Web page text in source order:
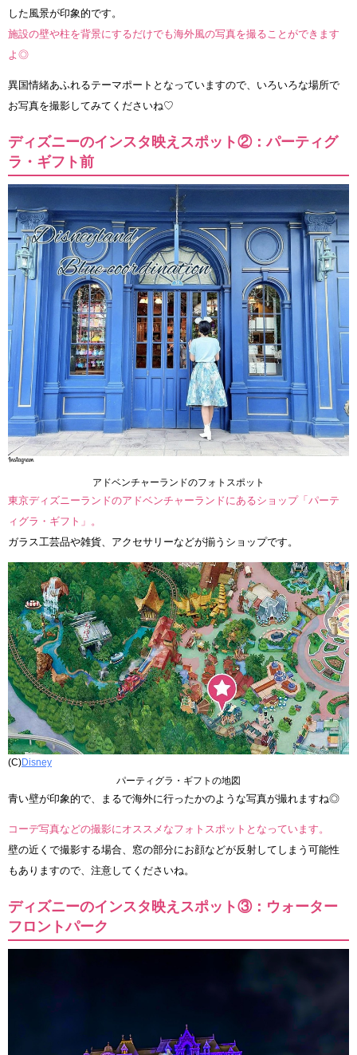
した風景が印象的です。
施設の壁や柱を背景にするだけでも海外風の写真を撮ることができます
よ◎
異国情緒あふれるテーマポートとなっていますので、いろいろな場所で
お写真を撮影してみてくださいね♡
ディズニーのインスタ映えスポット②：パーティグ
ラ・ギフト前
アドベンチャーランドのフォトスポット
東京ディズニーランドのアドベンチャーランドにあるショップ「パーテ
ィグラ・ギフト」。
ガラス工芸品や雑貨、アクセサリーなどが揃うショップです。
(C)Disney
パーティグラ・ギフトの地図
青い壁が印象的で、まるで海外に行ったかのような写真が撮れますね◎
コーデ写真などの撮影にオススメなフォトスポットとなっています。
壁の近くで撮影する場合、窓の部分にお顔などが反射してしまう可能性
もありますので、注意してくださいね。
ディズニーのインスタ映えスポット③：ウォーター
フロントパーク